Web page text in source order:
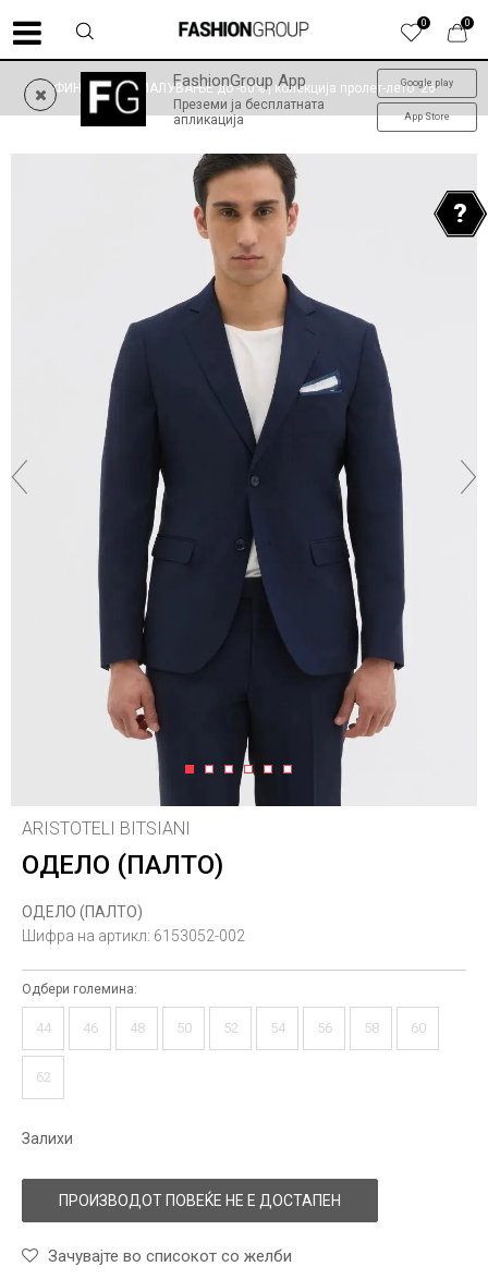
0
0
FashionGroup App
Преземи ја бесплатната
апликација
Google play
App Store
ФИНАЛНО НАМАЛУВАЊЕ до -60% | колекција пролет-лето '26
1 2 3 4 5 6
ARISTOTELI BITSIANI
ОДЕЛО (ПАЛТО)
ОДЕЛО (ПАЛТО)
Шифра на артикл: 6153052-002
Одбери големина:
44 46 48 50 52 54 56 58 60
62
Залихи
ПРОИЗВОДОТ ПОВЕЌЕ НЕ Е ДОСТАПЕН
Зачувајте во списокот со желби